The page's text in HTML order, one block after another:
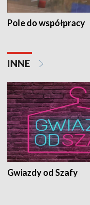
Pole do współpracy
INNE
Gwiazdy od Szafy